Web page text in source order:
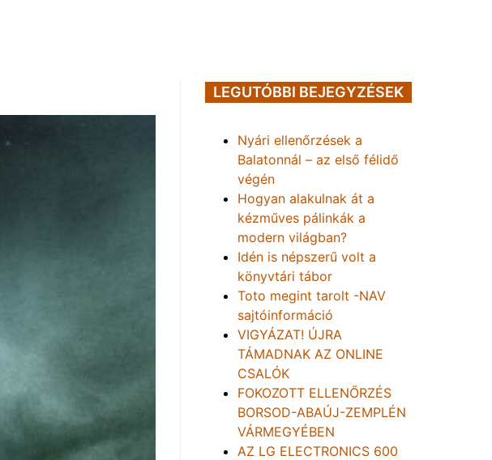
LEGUTÓBBI BEJEGYZÉSEK
Nyári ellenőrzések a
Balatonnál – az első félidő
végén
Hogyan alakulnak át a
kézműves pálinkák a
modern világban?
Idén is népszerű volt a
könyvtári tábor
Toto megint tarolt -NAV
sajtóinformáció
VIGYÁZAT! ÚJRA
TÁMADNAK AZ ONLINE
CSALÓK
FOKOZOTT ELLENŐRZÉS
BORSOD-ABAÚJ-ZEMPLÉN
VÁRMEGYÉBEN
AZ LG ELECTRONICS 600